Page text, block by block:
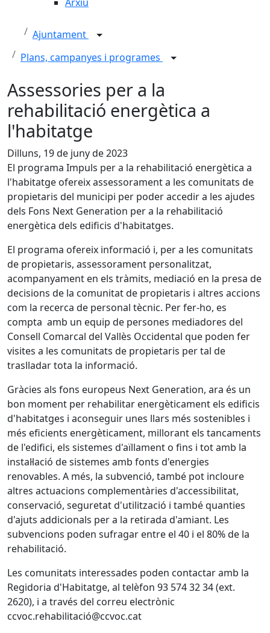
Ajuntament
Plans, campanyes i programes
Assessories per a la
rehabilitació energètica a
l'habitatge
Dilluns, 19 de juny de 2023
El programa Impuls per a la rehabilitació energètica a
l'habitatge ofereix assessorament a les comunitats de
propietaris del municipi per poder accedir a les ajudes
dels Fons Next Generation per a la rehabilitació
energètica dels edificis d'habitatges.
El programa ofereix informació i, per a les comunitats
de propietaris, assessorament personalitzat,
acompanyament en els tràmits, mediació en la presa de
decisions de la comunitat de propietaris i altres accions
com la recerca de personal tècnic. Per fer-ho, es
compta amb un equip de persones mediadores del
Consell Comarcal del Vallès Occidental que poden fer
visites a les comunitats de propietaris per tal de
traslladar tota la informació.
Gràcies als fons europeus Next Generation, ara és un
bon moment per rehabilitar energèticament els edificis
d'habitatges i aconseguir unes llars més sostenibles i
més eficients energèticament, millorant els tancaments
de l'edifici, els sistemes d'aïllament o fins i tot amb la
instal·lació de sistemes amb fonts d'energies
renovables. A més, la subvenció, també pot incloure
altres actuacions complementàries d'accessibilitat,
conservació, seguretat d'utilització i també quanties
d'ajuts addicionals per a la retirada d'amiant. Les
subvencions poden sufragar entre el 40 i el 80% de la
rehabilitació.
Les comunitats interessades poden contactar amb la
Regidoria d'Habitatge, al telèfon 93 574 32 34 (ext.
2620), i a través del correu electrònic
ccvoc.rehabilitació@ccvoc.cat